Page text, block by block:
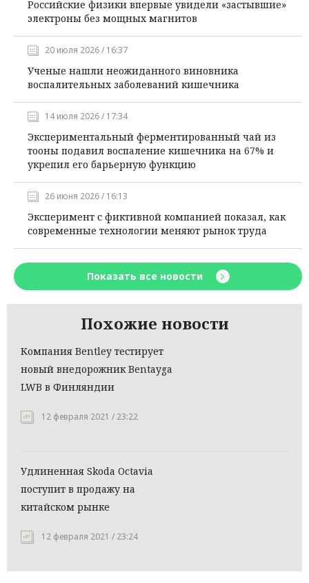
Российские физики впервые увидели «застывшие»
электроны без мощных магнитов
20 июля 2026 / 16:37
Ученые нашли неожиданного виновника
воспалительных заболеваний кишечника
14 июля 2026 / 17:34
Экспериментальный ферментированный чай из
тооны подавил воспаление кишечника на 67% и
укрепил его барьерную функцию
26 июня 2026 / 16:13
Эксперимент с фиктивной компанией показал, как
современные технологии меняют рынок труда
Показать все новости
Похожие новости
Компания Bentley тестирует
новый внедорожник Bentayga
LWB в Финляндии
12 февраля 2021 / 23:22
Удлиненная Skoda Octavia
поступит в продажу на
китайском рынке
12 февраля 2021 / 23:24